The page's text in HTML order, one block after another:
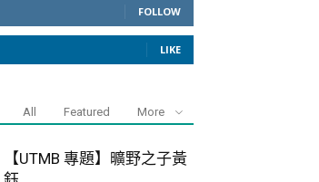
FOLLOW
LIKE
All Featured More
【UTMB 專題】曠野之子黃